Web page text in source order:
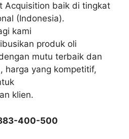
Acquisition baik di tingkat
(Indonesia).
kami
produk oli
mutu terbaik dan
harga yang kompetitif,
klien.
400-500